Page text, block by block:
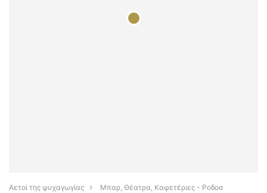
Αετοί της ψυχαγωγίας
Μπαρ, Θέατρα, Καφετέριες - Ροδοσ